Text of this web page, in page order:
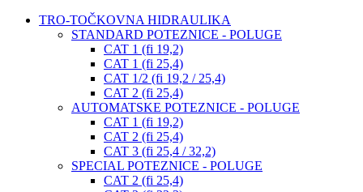
TRO-TOČKOVNA HIDRAULIKA
STANDARD POTEZNICE - POLUGE
CAT 1 (fi 19,2)
CAT 1 (fi 25,4)
CAT 1/2 (fi 19,2 / 25,4)
CAT 2 (fi 25,4)
AUTOMATSKE POTEZNICE - POLUGE
CAT 1 (fi 19,2)
CAT 2 (fi 25,4)
CAT 3 (fi 25,4 / 32,2)
SPECIAL POTEZNICE - POLUGE
CAT 2 (fi 25,4)